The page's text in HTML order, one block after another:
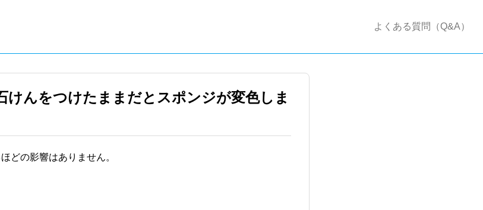
よくある質問（Q&A）
けんをつけたままだとスポンジが変色しま
どの影響はありません。